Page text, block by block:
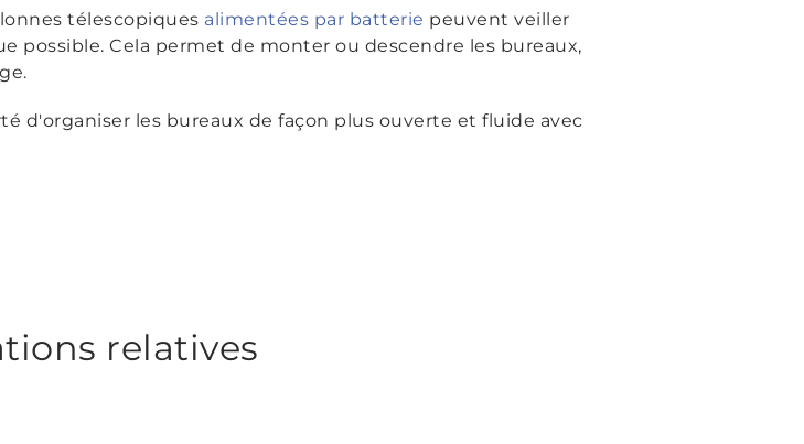
télescopiques alimentées par batterie peuvent veiller
possible. Cela permet de monter ou descendre les bureaux,
d'organiser les bureaux de façon plus ouverte et fluide avec
relatives